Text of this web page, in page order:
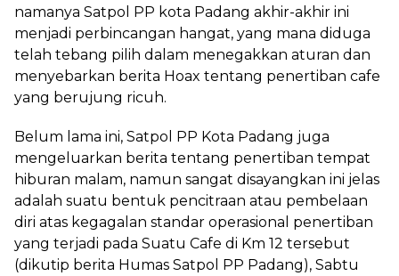
namanya Satpol PP kota Padang akhir-akhir ini
menjadi perbincangan hangat, yang mana diduga
telah tebang pilih dalam menegakkan aturan dan
menyebarkan berita Hoax tentang penertiban cafe
yang berujung ricuh.
Belum lama ini, Satpol PP Kota Padang juga
mengeluarkan berita tentang penertiban tempat
hiburan malam, namun sangat disayangkan ini jelas
adalah suatu bentuk pencitraan atau pembelaan
diri atas kegagalan standar operasional penertiban
yang terjadi pada Suatu Cafe di Km 12 tersebut
(dikutip berita Humas Satpol PP Padang), Sabtu